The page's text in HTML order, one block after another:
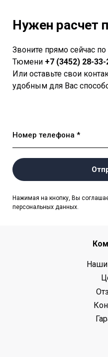
Нужен расчет
Звоните прямо сейчас
Тюмени +7 (3452) 28-33-
Или оставьте свои
удобным для Вас
Номер телефона *
Нажимая на кнопку, Вы
персональных данных.